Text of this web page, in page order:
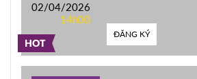
HOT
02/04/2026
14h00
ĐĂNG KÝ